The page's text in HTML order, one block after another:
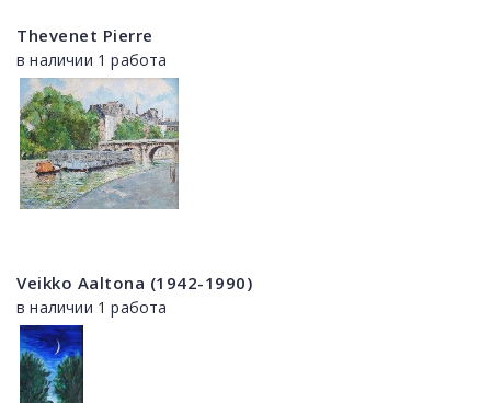
Thevenet Pierre
в наличии 1 работа
Veikko Aaltona (1942-1990)
в наличии 1 работа